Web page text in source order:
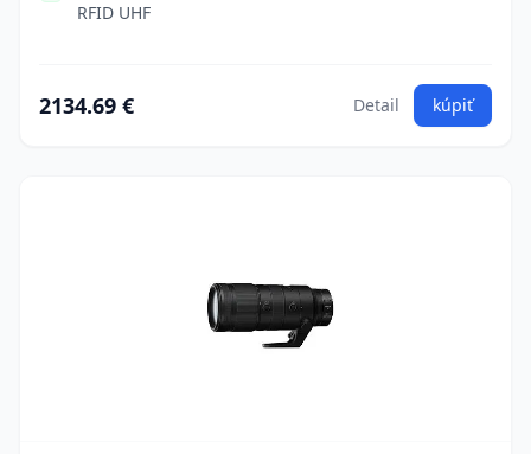
RFID UHF
2134.69 € Detail kúpiť